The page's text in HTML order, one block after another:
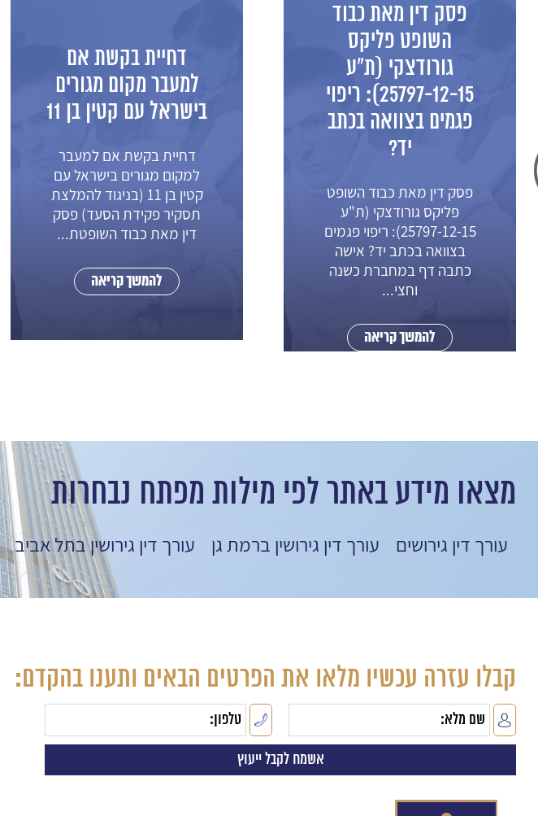
פסק דין מאת כבוד
השופט פליקס
גורודצקי (ת"ע
25797-12-15): ריפוי
פגמים בצוואה בכתב
יד?
פסק דין מאת כבוד השופט
פליקס גורודצקי (ת"ע
25797-12-15): ריפוי פגמים
בצוואה בכתב יד? אישה
כתבה דף במחברת כשנה
וחצי...
להמשך קריאה
דחיית בקשת אם
למעבר מקום מגורים
בישראל עם קטין בן 11
דחיית בקשת אם למעבר
למקום מגורים בישראל עם
קטין בן 11 (בניגוד להמלצת
תסקיר פקידת הסעד) פסק
דין מאת כבוד השופטת...
להמשך קריאה
מצאו מידע באתר לפי מילות מפתח נבחרות
עורך דין גירושים עורך דין גירושין ברמת גן עורך דין גירושין בתל אביב
קבלו עזרה עכשיו מלאו את הפרטים הבאים ותענו בהקדם: